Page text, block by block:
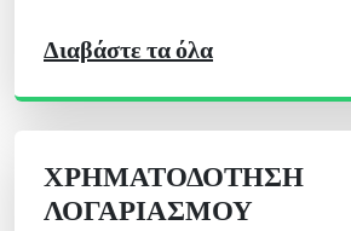
Διαβάστε τα όλα
ΧΡΗΜΑΤΟΔΌΤΗΣΗ
ΛΟΓΑΡΙΑΣΜΟΎ